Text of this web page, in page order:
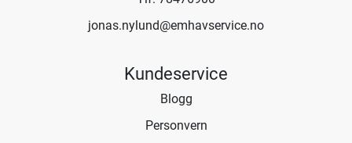
jonas.nylund@emhavservice.no
Kundeservice
Blogg
Personvern